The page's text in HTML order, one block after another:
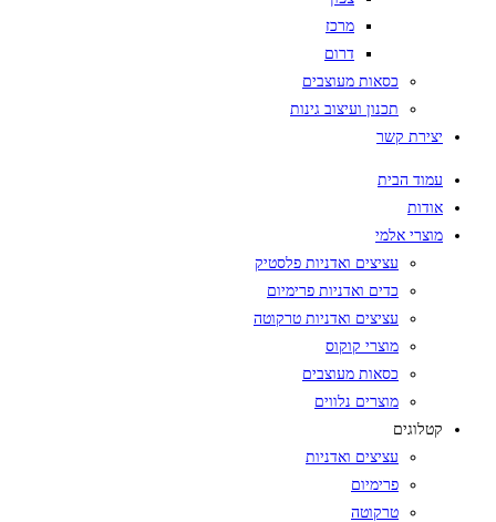
מרכז
דרום
כסאות מעוצבים
תכנון ועיצוב גינות
יצירת קשר
עמוד הבית
אודות
מוצרי אלמי
עציצים ואדניות פלסטיק
כדים ואדניות פרימיום
עציצים ואדניות טרקוטה
מוצרי קוקוס
כסאות מעוצבים
מוצרים נלווים
קטלוגים
עציצים ואדניות
פרימיום
טרקוטה